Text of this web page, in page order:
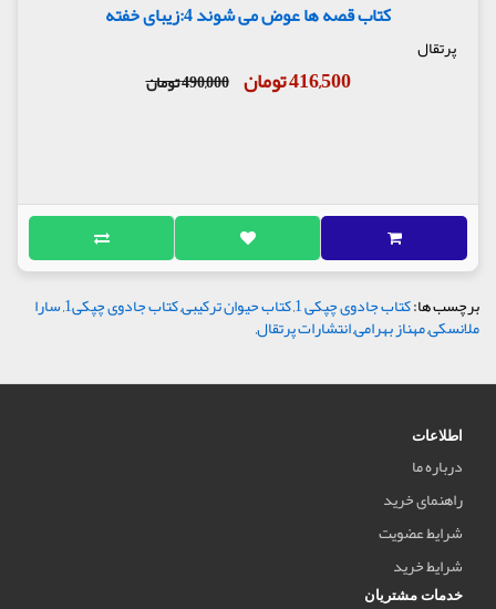
کتاب قصه ها عوض می شوند 4:زیبای خفته
پرتقال
416,500 تومان 490,000 تومان
برچسب ها:کتاب جادوی چپکی 1 ,کتاب حیوان ترکیبی,کتاب جادوی چپکی1 ,سارا
ملانسکی,مهناز بهرامی,انتشارات پرتقال,
اطلاعات
درباره ما
راهنمای خرید
شرایط عضویت
شرایط خرید
خدمات مشتریان